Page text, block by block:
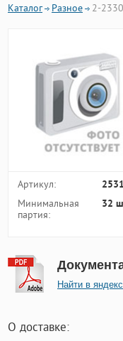
Каталог Разное 2-
Артикул:
Минимальная
партия:
32
Найти в яндекс
О доставке: